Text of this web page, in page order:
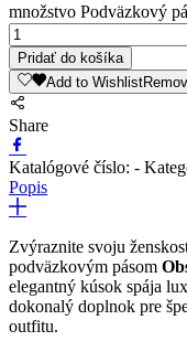
množstvo Podväzkový
Pridať do košíka
Add to Wishlist
Share
Katalógové číslo: -
Popis
Zvýraznite svoju
podväzkovým pásom
elegantný kúsok spája
dokonalý doplnok pre
outfitu.